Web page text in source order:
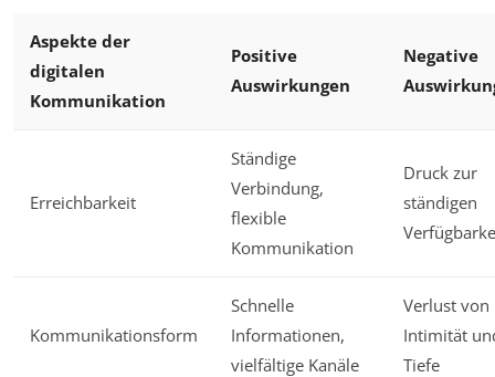
Aspekte der
digitalen
Kommunikation
Positive
Auswirkungen
Negative
Erreichbarkeit
Ständige
Verbindung,
flexible
Kommunikation
Druck zur
ständigen
Kommunikationsform
Schnelle
Informationen,
vielfältige Kanäle
Verlust von
Intimität
Tiefe